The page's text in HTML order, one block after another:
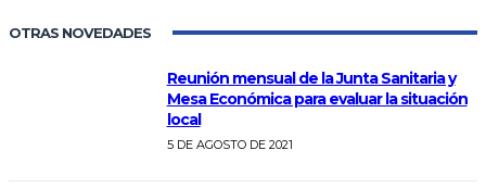
OTRAS NOVEDADES
Reunión mensual de la Junta Sanitaria y
Mesa Económica para evaluar la situación
local
5 DE AGOSTO DE 2021